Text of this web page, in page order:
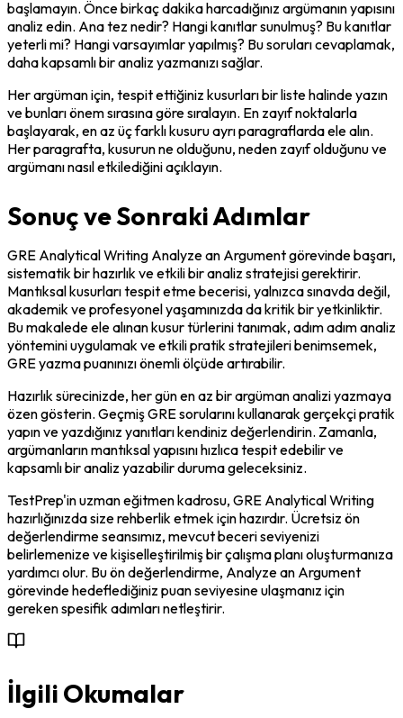
başlamayın. Önce birkaç dakika harcadığınız argümanın yapısını
analiz edin. Ana tez nedir? Hangi kanıtlar sunulmuş? Bu kanıtlar
yeterli mi? Hangi varsayımlar yapılmış? Bu soruları cevaplamak,
daha kapsamlı bir analiz yazmanızı sağlar.
Her argüman için, tespit ettiğiniz kusurları bir liste halinde yazın
ve bunları önem sırasına göre sıralayın. En zayıf noktalarla
başlayarak, en az üç farklı kusuru ayrı paragraflarda ele alın.
Her paragrafta, kusurun ne olduğunu, neden zayıf olduğunu ve
argümanı nasıl etkilediğini açıklayın.
Sonuç ve Sonraki Adımlar
GRE Analytical Writing Analyze an Argument görevinde başarı,
sistematik bir hazırlık ve etkili bir analiz stratejisi gerektirir.
Mantıksal kusurları tespit etme becerisi, yalnızca sınavda değil,
akademik ve profesyonel yaşamınızda da kritik bir yetkinliktir.
Bu makalede ele alınan kusur türlerini tanımak, adım adım analiz
yöntemini uygulamak ve etkili pratik stratejileri benimsemek,
GRE yazma puanınızı önemli ölçüde artırabilir.
Hazırlık sürecinizde, her gün en az bir argüman analizi yazmaya
özen gösterin. Geçmiş GRE sorularını kullanarak gerçekçi pratik
yapın ve yazdığınız yanıtları kendiniz değerlendirin. Zamanla,
argümanların mantıksal yapısını hızlıca tespit edebilir ve
kapsamlı bir analiz yazabilir duruma geleceksiniz.
TestPrep'in uzman eğitmen kadrosu, GRE Analytical Writing
hazırlığınızda size rehberlik etmek için hazırdır. Ücretsiz ön
değerlendirme seansımız, mevcut beceri seviyenizi
belirlemenize ve kişiselleştirilmiş bir çalışma planı oluşturmanıza
yardımcı olur. Bu ön değerlendirme, Analyze an Argument
görevinde hedeflediğiniz puan seviyesine ulaşmanız için
gereken spesifik adımları netleştirir.
İlgili Okumalar